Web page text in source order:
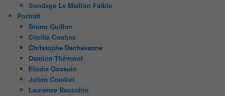
Sondage Le Maillon Faible
Portrait
Bruno Guillon
Cécilie Conhoc
Christophe Dechavanne
Damien Thévenot
Elodie Gossuin
Julien Courbet
Laurence Boccolini